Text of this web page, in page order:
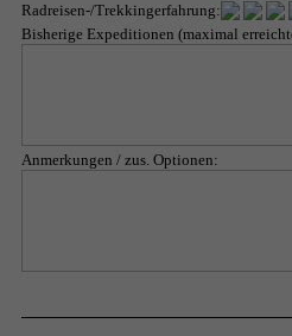
Costa Rica
Wanderreise Land der Khalk
Radreisen-/Trekkingerfahrung:
Bisherige Expeditionen (maximal
Anmerkungen / zus. Optionen: